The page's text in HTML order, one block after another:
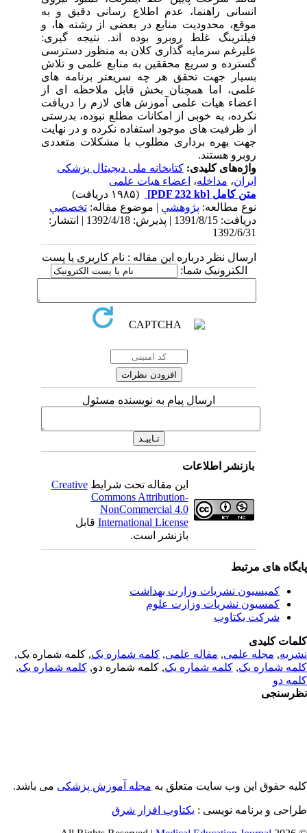
انسانی راهنما، عدم اطلاع رسانی دقیق و به
موقع، محدودیت منابع در بعضی از رشته ها، و
فیلترینگ غلط روبرو بوده اند. نتیجه گیری:
علیرغم سرمایه گذاری کلان به منظور دسترسی
گسترده و سریع محققین به منابع علمی و تلاش
بسیار جهت تحقق هر چه سریعتر برنامه های
علمی، اما همچنان بخش قابل ملاحظه ای از
اعضاء هیات علمی آموزش های لازم را دریافت
نکرده، به خوبی از امکانات مطلع نبوده، بدرستی
از ظرفیت های موجود استفاده نکرده و در نهایت
جهت بهره برداری مطلوب با مشکلات متعددی
روبرو هستند.
واژه‌های کلیدی:کتابخانه ملی دیجیتال پزشکی
ایران ،مداخله،اعضاء هیات علمی
متن کامل[PDF 232 kb]
نوع مطالعه:پژوهشي| موضوع مقاله:تخصصي
دریافت: 1391/8/15 | پذیرش: 1392/4/18 | انتشار:
1392/6/31
ارسال نظر درباره این مقاله : نام کاربری یا پست
الکترونیک شما:
ارسال پیام به نویسنده مسئول
بازنشر اطلاعات
این مقاله تحت شرایطCreative
Commons Attribution-
NonCommercial 4.0
International Licenseقابل
بازنشر است.
های مرتبط
کمیسیون نشریات وزارت بهداشت
کمسیون نشریات وزارت علوم
شرکت یکتاوب
کلیدی
,مجله علمی, مقاله علمی, کلمه شماره یک, کلمه شماره یک,
شماره یک,کلمه شماره یک, کلمه شماره دو,کلمه شماره یک,
دو
حقوق این وب سایت متعلق بهمجله آموزش پزشکیمی باشد.
و برنامه نویسی : یکتاوب افزار شرق